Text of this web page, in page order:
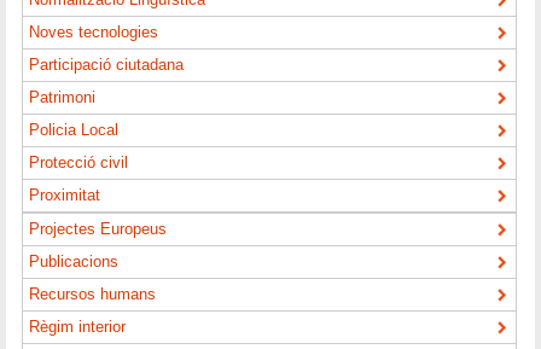
Noves tecnologies
Participació ciutadana
Patrimoni
Policia Local
Protecció civil
Proximitat
Projectes Europeus
Publicacions
Recursos humans
Règim interior